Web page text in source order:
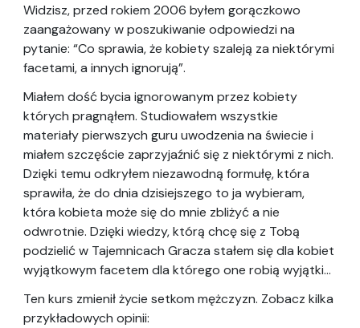
Widzisz, przed rokiem 2006 byłem gorączkowo
zaangażowany w poszukiwanie odpowiedzi na
pytanie: “Co sprawia, że kobiety szaleją za niektórymi
facetami, a innych ignorują”.
Miałem dość bycia ignorowanym przez kobiety
których pragnąłem. Studiowałem wszystkie
materiały pierwszych guru uwodzenia na świecie i
miałem szczęście zaprzyjaźnić się z niektórymi z nich.
Dzięki temu odkryłem niezawodną formułę, która
sprawiła, że do dnia dzisiejszego to ja wybieram,
która kobieta może się do mnie zbliżyć a nie
odwrotnie. Dzięki wiedzy, którą chcę się z Tobą
podzielić w Tajemnicach Gracza stałem się dla kobiet
wyjątkowym facetem dla którego one robią wyjątki…
Ten kurs zmienił życie setkom mężczyzn. Zobacz kilka
przykładowych opinii: